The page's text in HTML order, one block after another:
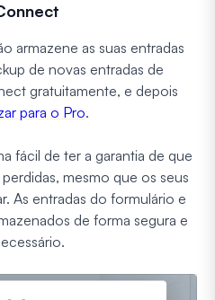
armazene as suas entradas
de novas entradas de
gratuitamente, e depois
para o Pro.
fácil de ter a garantia de que
mesmo que os seus
As entradas do formulário e
de forma segura e